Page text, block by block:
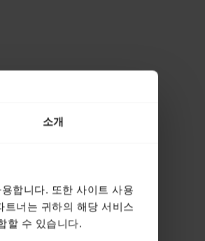
소개
합니다. 또한 사이트 사용
너는 귀하의 해당 서비스
할 수 있습니다.